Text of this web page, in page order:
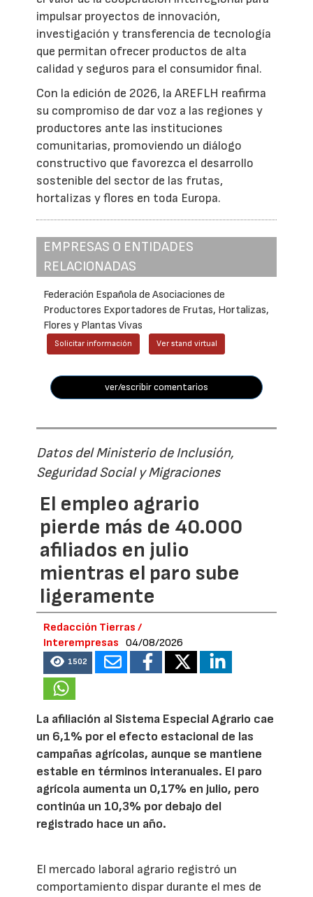
impulsar proyectos de innovación,
investigación y transferencia de tecnología
que permitan ofrecer productos de alta
calidad y seguros para el consumidor final.
Con la edición de 2026, la AREFLH reafirma
su compromiso de dar voz a las regiones y
productores ante las instituciones
comunitarias, promoviendo un diálogo
constructivo que favorezca el desarrollo
sostenible del sector de las frutas,
hortalizas y flores en toda Europa.
EMPRESAS O ENTIDADES
RELACIONADAS
Federación Española de Asociaciones de
Productores Exportadores de Frutas, Hortalizas,
Flores y Plantas Vivas
Solicitar información Ver stand virtual
ver/escribir comentarios
Datos del Ministerio de Inclusión,
Seguridad Social y Migraciones
El empleo agrario
pierde más de 40.000
afiliados en julio
mientras el paro sube
ligeramente
Redacción Tierras /
Interempresas
04/08/2026
1502
La afiliación al Sistema Especial Agrario cae
un 6,1% por el efecto estacional de las
campañas agrícolas, aunque se mantiene
estable en términos interanuales. El paro
agrícola aumenta un 0,17% en julio, pero
continúa un 10,3% por debajo del
registrado hace un año.
El mercado laboral agrario registró un
comportamiento dispar durante el mes de